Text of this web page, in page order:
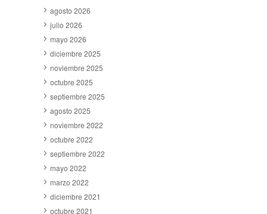
agosto 2026
julio 2026
mayo 2026
diciembre 2025
noviembre 2025
octubre 2025
septiembre 2025
agosto 2025
noviembre 2022
octubre 2022
septiembre 2022
mayo 2022
marzo 2022
diciembre 2021
octubre 2021